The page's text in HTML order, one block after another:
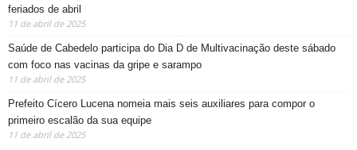
feriados de abril
11 de abril de 2025
Saúde de Cabedelo participa do Dia D de Multivacinação deste sábado
com foco nas vacinas da gripe e sarampo
11 de abril de 2025
Prefeito Cícero Lucena nomeia mais seis auxiliares para compor o
primeiro escalão da sua equipe
11 de abril de 2025